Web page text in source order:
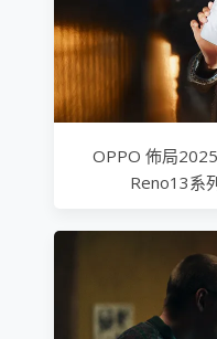
OPPO 佈局
Reno13系